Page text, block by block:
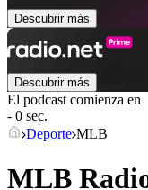
Descubrir más
Descubrir más
El podcast comienza en
- 0 sec.
Deporte MLB
MLB